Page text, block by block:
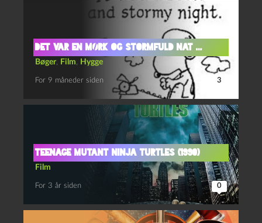
det var en mørk og stormfuld nat …
Bøger Film Hygge
For 9 måneder siden 3
Teenage mutant ninja turtles (1990)
Film
For 3 år siden 0